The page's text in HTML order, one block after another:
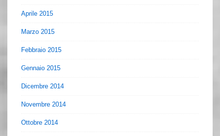
Aprile 2015
Marzo 2015
Febbraio 2015
Gennaio 2015
Dicembre 2014
Novembre 2014
Ottobre 2014